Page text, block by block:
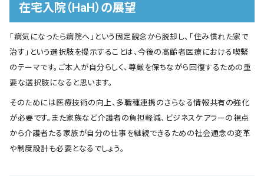
在宅入院（HaH）の展望
「病気になったら病院へ」という固定観念から脱却し、「住み慣れた家で
治す」という選択肢を提示することは、今後の高齢者医療における喫緊
のテーマです。ご本人が自分らしく、尊厳を保ちながら回復するための重
要な選択肢になると思います。
そのためには医療技術の向上、多職種連携のさらなる情報共有の強化
が必要です。また家族など介護者の負担軽減、ビジネスケアラーの視点
から介護者たる家族が自分の仕事を継続できるための社会通念の変革
や制度設計も必要となるでしょう。